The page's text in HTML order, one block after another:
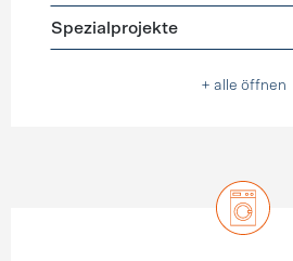
Spezialprojekte
+ alle öffnen